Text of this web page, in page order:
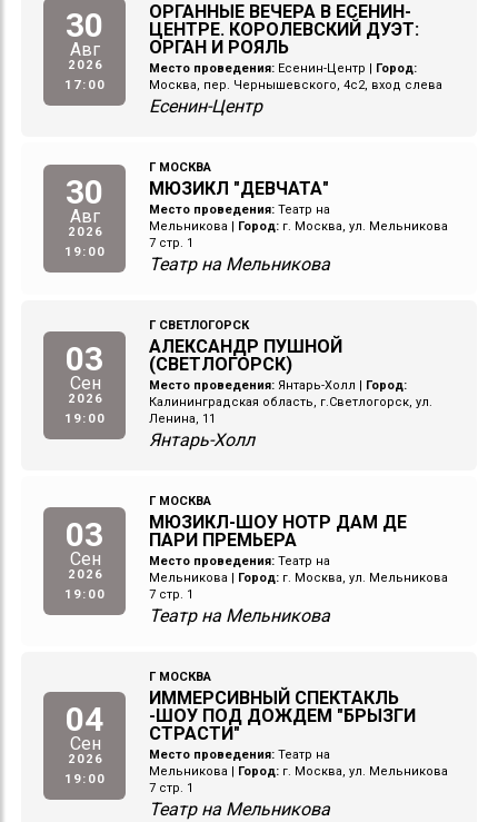
30
Авг
2026
17:00
ОРГАННЫЕ ВЕЧЕРА В ЕСЕНИН-
ЦЕНТРЕ. КОРОЛЕВСКИЙ ДУЭТ:
ОРГАН И РОЯЛЬ
Место проведения: Есенин-Центр
Город:
Москва, пер. Чернышевского, 4с2, вход слева
Есенин-Центр
30
Авг
2026
19:00
Г МОСКВА
МЮЗИКЛ "ДЕВЧАТА"
Место проведения: Театр на
Мельникова
Город: г. Москва, ул. Мельникова
7 стр. 1
Театр на Мельникова
03
Сен
2026
19:00
Г СВЕТЛОГОРСК
АЛЕКСАНДР ПУШНОЙ
(СВЕТЛОГОРСК)
Место проведения: Янтарь-Холл
Город:
Калининградская область, г.Светлогорск, ул.
Ленина, 11
Янтарь-Холл
03
Сен
2026
19:00
Г МОСКВА
МЮЗИКЛ-ШОУ НОТР ДАМ ДЕ
ПАРИ ПРЕМЬЕРА
Место проведения: Театр на
Мельникова
Город: г. Москва, ул. Мельникова
7 стр. 1
Театр на Мельникова
04
Сен
2026
19:00
Г МОСКВА
ИММЕРСИВНЫЙ СПЕКТАКЛЬ
-ШОУ ПОД ДОЖДЕМ "БРЫЗГИ
СТРАСТИ"
Место проведения: Театр на
Мельникова
Город: г. Москва, ул. Мельникова
7 стр. 1
Театр на Мельникова